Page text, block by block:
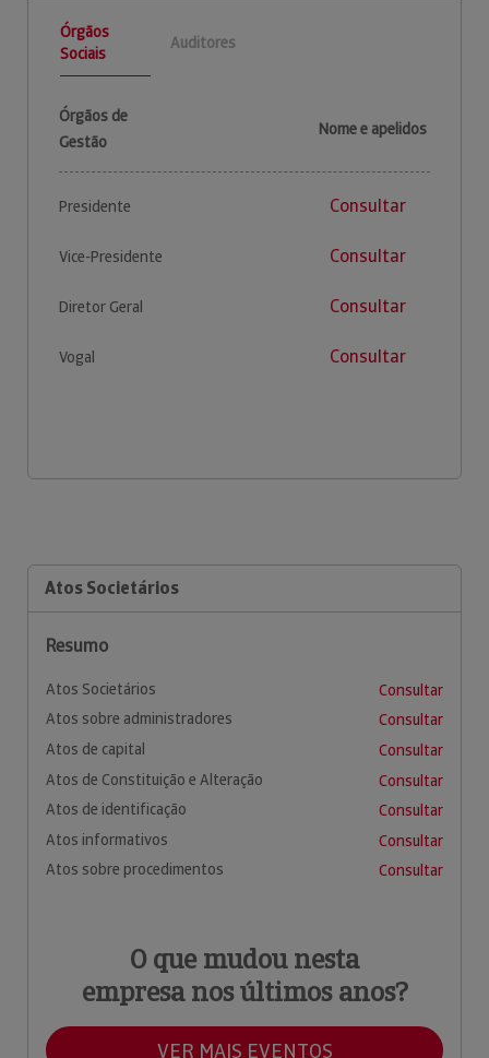
Órgãos
Sociais
Auditores
Órgãos de
Gestão
Nome e apelidos
Presidente Consultar
Vice-Presidente Consultar
Diretor Geral Consultar
Vogal Consultar
Atos Societários
Resumo
Atos Societários
Consultar
Atos sobre administradores
Consultar
Atos de capital
Consultar
Atos de Constituição e Alteração
Consultar
Atos de identificação
Consultar
Atos informativos
Consultar
Atos sobre procedimentos
Consultar
O que mudou nesta
empresa nos últimos anos?
VER MAIS EVENTOS